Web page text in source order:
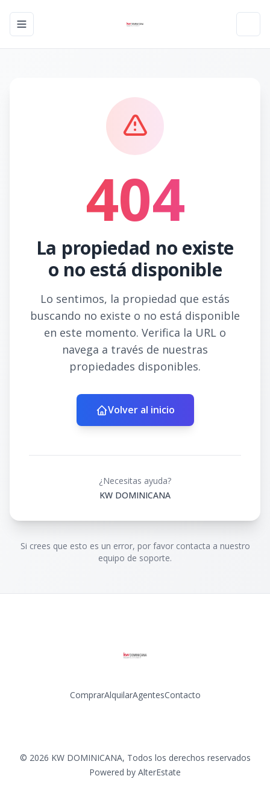
Toggle navigation menu
404
La propiedad no existe
o no está disponible
Lo sentimos, la propiedad que estás
buscando no existe o no está disponible
en este momento. Verifica la URL o
navega a través de nuestras
propiedades disponibles.
Volver al inicio
¿Necesitas ayuda?
KW DOMINICANA
Si crees que esto es un error, por favor contacta a nuestro
equipo de soporte.
ComprarAlquilarAgentesContacto
© 2026 KW DOMINICANA, Todos los derechos reservados
Powered by AlterEstate